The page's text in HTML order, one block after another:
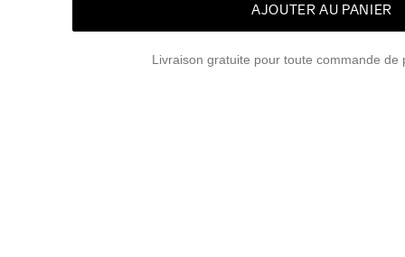
AJOUTER AU PANIER
Livraison gratuite pour toute commande de